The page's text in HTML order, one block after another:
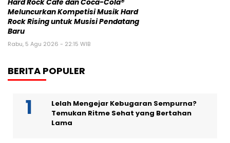
Hard Rock Cafe dan Coca-Cola®
Meluncurkan Kompetisi Musik Hard
Rock Rising untuk Musisi Pendatang
Baru
Rabu, 5 Agu 2026 - 22:15 WIB
BERITA POPULER
Lelah Mengejar Kebugaran Sempurna?
Temukan Ritme Sehat yang Bertahan
Lama